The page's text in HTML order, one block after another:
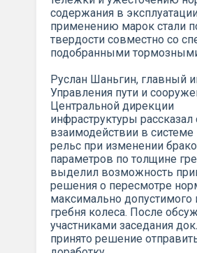
содержания в
применению марок стали
твердости совместно со
подобранными
Руслан Шаньгин, главный
Управления пути и
Центральной дирекции
инфраструктуры рассказал
взаимодействии в системе
рельс при изменении
параметров по толщине
выделил возможность
решения о пересмотре
максимально допустимого
гребня колеса. После
участниками заседания
принято решение